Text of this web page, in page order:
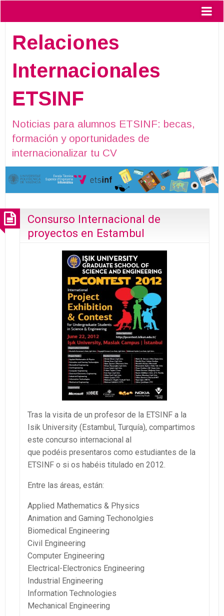
Relaciones
Internacionales
ETSINF
Noticias para alumnos ETSINF: becas,
formación y oportunidades de
internacionalizar tu CV
Consurso Internacional de
proyectos en Estambul
Tras la visita de un profesor de la ETSINF a la
Isik University (Estambul, Turquía), compartimos
este concurso internacional al
que podéis presentaros como estudiantes de la
ETSINF o si os habéis titulado en 2012.
Entre las áreas, están:
Applied Mathematics & Physics
Animation and Gaming Techonolgies
Biomedical Engineering
Civil Engineering
Computer Engineering
Electrical-Electronics Engineering
Industrial Engineering
Information Technologies
Mechanical Engineering